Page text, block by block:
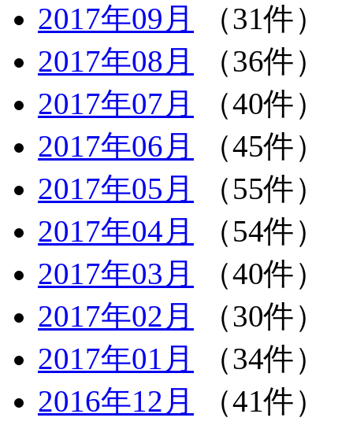
2017年09月
（31件）
2017年08月
（36件）
2017年07月
（40件）
2017年06月
（45件）
2017年05月
（55件）
2017年04月
（54件）
2017年03月
（40件）
2017年02月
（30件）
2017年01月
（34件）
2016年12月
（41件）